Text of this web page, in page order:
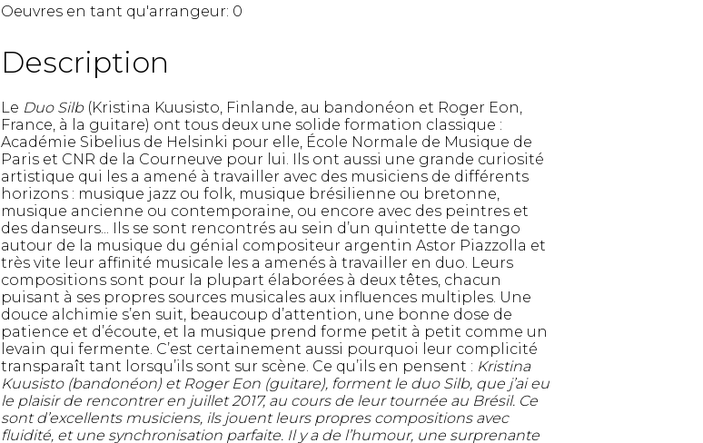
Piano
Trombone
Trumpet
Tuba
Ukulele
Violin
Voice
Oeuvres en tant qu'arrangeur: 0
Description
Le Duo Silb(Kristina Kuusisto, Finlande, au bandonéon et Roger Eon,
France, à la guitare) ont tous deux une solide formation classique :
Académie Sibelius de Helsinki pour elle, École Normale de Musique de
Paris et CNR de la Courneuve pour lui. Ils ont aussi une grande curiosité
artistique qui les a amené à travailler avec des musiciens de différents
horizons : musique jazz ou folk, musique brésilienne ou bretonne,
musique ancienne ou contemporaine, ou encore avec des peintres et
des danseurs... Ils se sont rencontrés au sein d’un quintette de tango
autour de la musique du génial compositeur argentin Astor Piazzolla et
très vite leur affinité musicale les a amenés à travailler en duo. Leurs
compositions sont pour la plupart élaborées à deux têtes, chacun
puisant à ses propres sources musicales aux influences multiples. Une
douce alchimie s’en suit, beaucoup d’attention, une bonne dose de
patience et d’écoute, et la musique prend forme petit à petit comme un
levain qui fermente. C’est certainement aussi pourquoi leur complicité
transparaît tant lorsqu’ils sont sur scène. Ce qu’ils en pensent : Kristina
Kuusisto (bandonéon) et Roger Eon (guitare), forment le duo Silb, que j’ai eu
le plaisir de rencontrer en juillet 2017, au cours de leur tournée au Brésil. Ce
sont d’excellents musiciens, ils jouent leurs propres compositions avec
fluidité, et une synchronisation parfaite. Il y a de l’humour, une surprenante